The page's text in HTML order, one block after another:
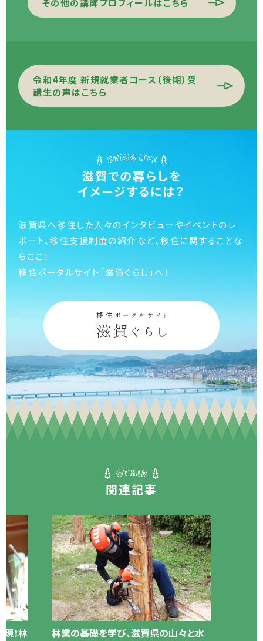
その他の講師プロフィールはこちら
令和4年度 新規就業者コース（後期） 受
講生の声はこちら
滋賀での暮らしを
イメージするには？
滋賀県へ移住した人々のインタビューやイベントのレ
ポート、移住支援制度の紹介など、移住に関することな
らここ！
移住ポータルサイト「滋賀ぐらし」へ！
関連記事
！林
林業の基礎を学び、滋賀県の山々と水